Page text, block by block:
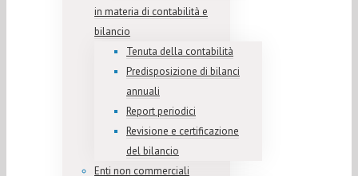
in materia di contabilità e
bilancio
Tenuta della contabilità
Predisposizione di bilanci
annuali
Report periodici
Revisione e certificazione
del bilancio
Enti non commerciali